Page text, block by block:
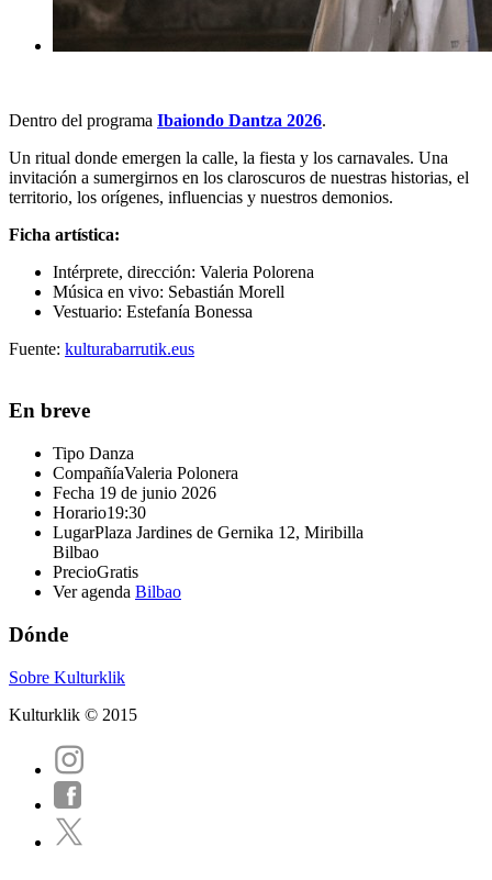
Dentro del programa Ibaiondo Dantza 2026.
Un ritual donde emergen la calle, la fiesta y los carnavales. Una
invitación a sumergirnos en los claroscuros de nuestras historias, el
territorio, los orígenes, influencias y nuestros demonios.
Ficha artística:
Intérprete, dirección: Valeria Polorena
Música en vivo: Sebastián Morell
Vestuario: Estefanía Bonessa
Fuente: kulturabarrutik.eus
En breve
Tipo Danza
CompañíaValeria Polonera
Fecha 19 de junio 2026
Horario19:30
LugarPlaza Jardines de Gernika 12, Miribilla
Bilbao
PrecioGratis
Ver agenda Bilbao
Dónde
Sobre Kulturklik
Kulturklik © 2015